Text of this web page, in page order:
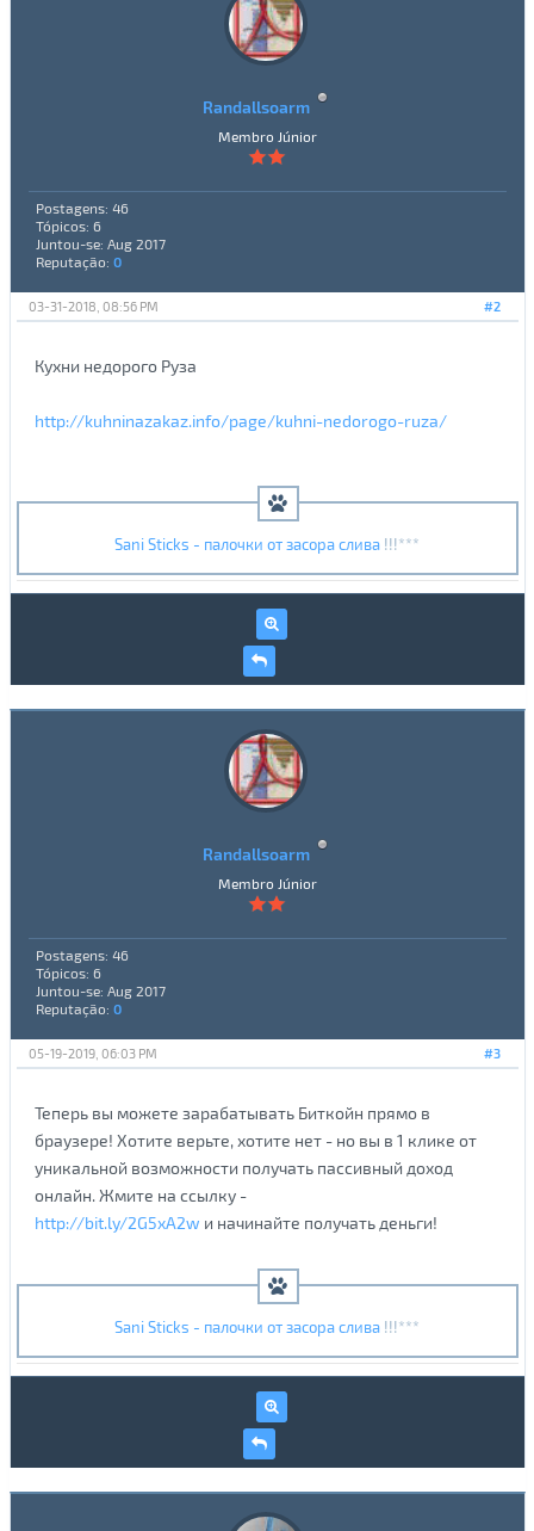
Randallsoarm
Membro Júnior
Postagens: 46
Tópicos: 6
Juntou-se: Aug 2017
Reputação: 0
#2
03-31-2018, 08:56 PM
Кухни недорого Руза
http://kuhninazakaz.info/page/kuhni-nedorogo-ruza/
Sani Sticks - палочки от засора слива !!!***
Randallsoarm
Membro Júnior
Postagens: 46
Tópicos: 6
Juntou-se: Aug 2017
Reputação: 0
#3
05-19-2019, 06:03 PM
Теперь вы можете зарабатывать Биткойн прямо в
браузере! Хотите верьте, хотите нет - но вы в 1 клике от
уникальной возможности получать пассивный доход
онлайн. Жмите на ссылку -
http://bit.ly/2G5xA2w и начинайте получать деньги!
Sani Sticks - палочки от засора слива !!!***